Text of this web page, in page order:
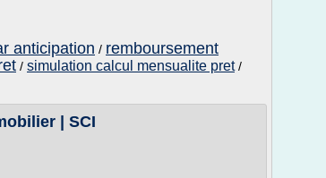
anticipation / remboursement
/ simulation calcul mensualite pret/
| SCI